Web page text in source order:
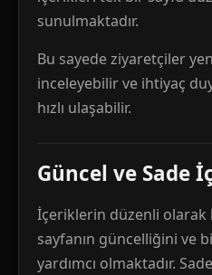
sunulmaktadır.
Bu sayede ziyaretçiler
inceleyebilir ve ihtiyaç
hızlı ulaşabilir.
Güncel ve Sade
İçeriklerin düzenli
sayfanın güncelliğini ve
yardımcı olmaktadır.